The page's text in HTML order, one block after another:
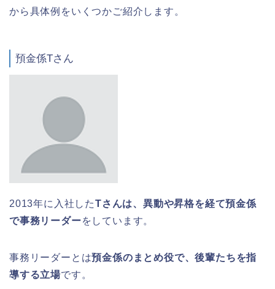
から具体例をいくつかご紹介します。
預金係Tさん
2013年に入社したTさんは、異動や昇格を経て預金係
で事務リーダーをしています。
事務リーダーとは預金係のまとめ役で、後輩たちを指
導する立場です。